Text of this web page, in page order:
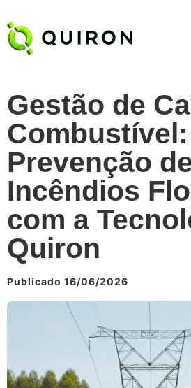
Gestão de
Combustível:
Prevenção
Incêndios
com a
Quiron
Publicado 16/06/2026